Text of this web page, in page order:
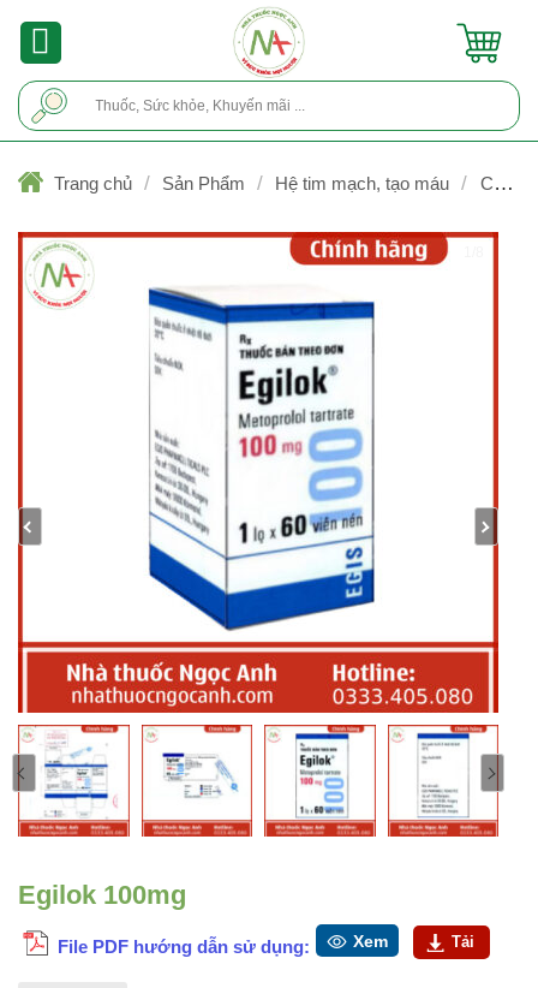
Trang chủ / Sản Phẩm / Hệ tim mạch, tạo máu /
Chống
Egilok 100mg
File PDF hướng dẫn sử dụng: Xem Tải